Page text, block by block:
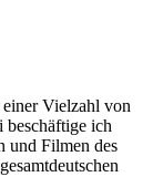
Vielzahl von
beschäftige ich
und Filmen des